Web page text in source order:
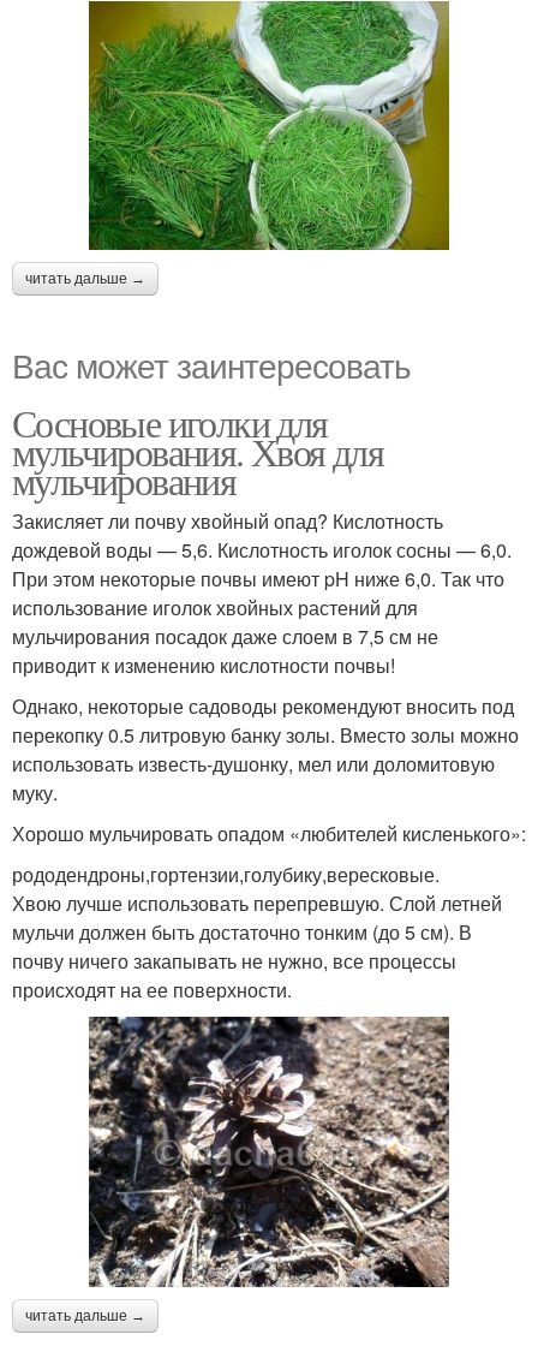
читать дальше →
Вас может заинтересовать
Сосновые иголки для
мульчирования. Хвоя для
мульчирования
Закисляет ли почву хвойный опад? Кислотность
дождевой воды — 5,6. Кислотность иголок сосны — 6,0.
При этом некоторые почвы имеют pH ниже 6,0. Так что
использование иголок хвойных растений для
мульчирования посадок даже слоем в 7,5 см не
приводит к изменению кислотности почвы!
Однако, некоторые садоводы рекомендуют вносить под
перекопку 0.5 литровую банку золы. Вместо золы можно
использовать известь-душонку, мел или доломитовую
муку.
Хорошо мульчировать опадом «любителей кисленького»:
рододендроны,гортензии,голубику,вересковые.
Хвою лучше использовать перепревшую. Слой летней
мульчи должен быть достаточно тонким (до 5 см). В
почву ничего закапывать не нужно, все процессы
происходят на ее поверхности.
читать дальше →